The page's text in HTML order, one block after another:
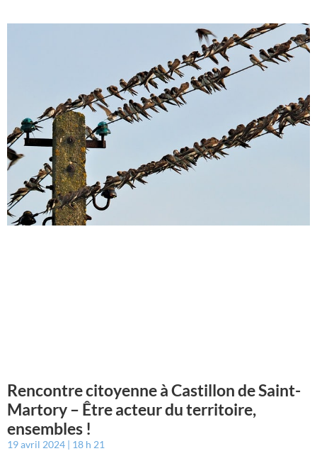
Rencontre citoyenne à Castillon de Saint-
Martory – Être acteur du territoire,
ensembles !
19 avril 2024 18 h 21